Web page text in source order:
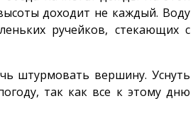
доходит не каждый. Воду
ручейков, стекающих с
штурмовать вершину. Уснуть
так как все к этому дню